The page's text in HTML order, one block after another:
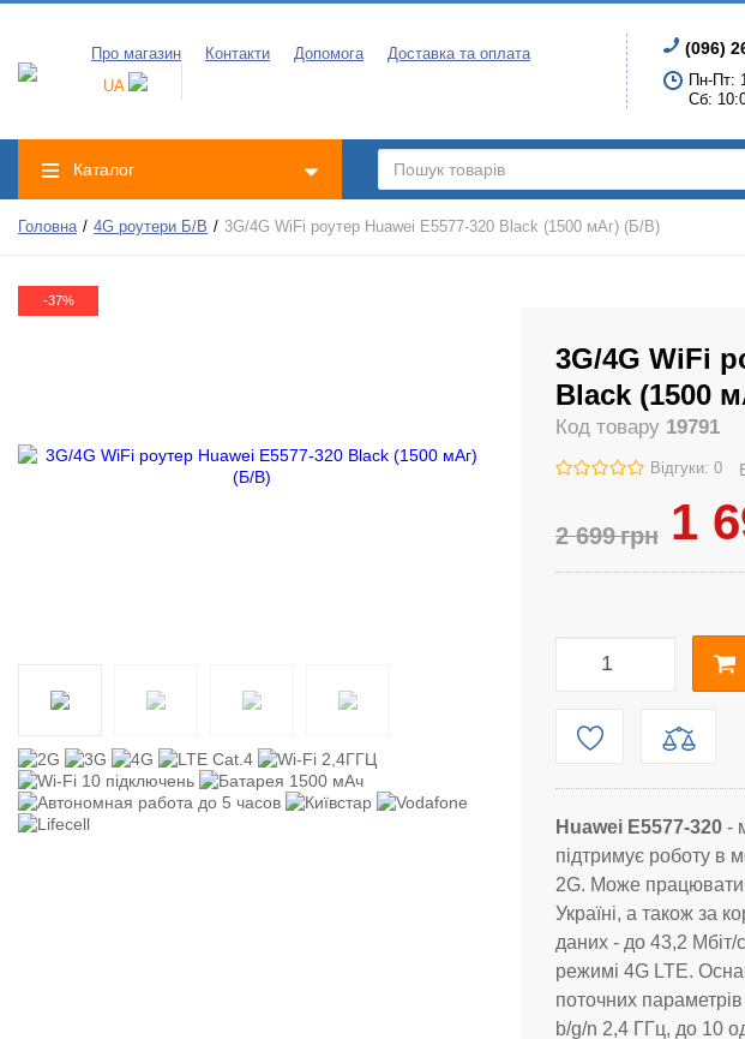
Про магазин Контакти Допомога
Доставка та оплата
UA
(096)
Пн-Пт:
Сб:
Каталог
Головна 4G роутери Б/В 3G/4G WiFi роутер Huawei E5577-320 Black (1500 мАг) (Б/В)
-37%
3G/4G WiFi
Black (1500
Код товару 19791
Відгуки: 0
2 699грн 1
Huawei E5577-320 -
підтримує роботу в
2G. Може
Україні, а також за
даних - до 43,2 Мбіт/
режимі 4G LTE.
поточних
b/g/n 2,4 ГГц, до 10